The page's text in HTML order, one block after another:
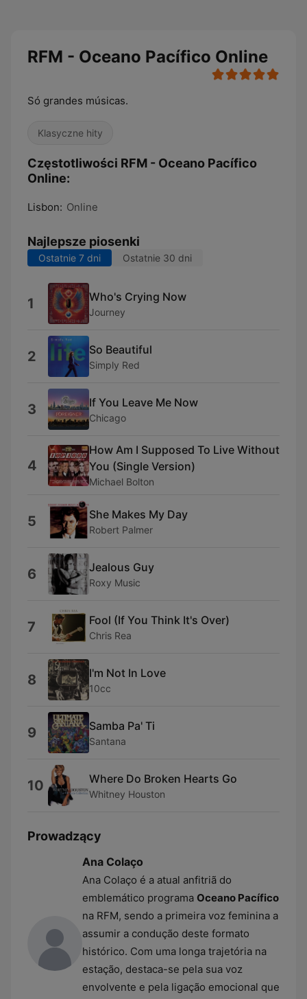
RFM - Oceano Pacífico Online
Só grandes músicas.
Klasyczne hity
Częstotliwości RFM - Oceano Pacífico
Online:
Lisbon: Online
Najlepsze piosenki
Ostatnie 7 dni Ostatnie 30 dni
1 Who's Crying Now
Journey
2 So Beautiful
Simply Red
3 If You Leave Me Now
Chicago
4
How Am I Supposed To Live Without
You (Single Version)
Michael Bolton
5 She Makes My Day
Robert Palmer
6 Jealous Guy
Roxy Music
7 Fool (If You Think It's Over)
Chris Rea
8 I'm Not In Love
10cc
9 Samba Pa' Ti
Santana
10 Where Do Broken Hearts Go
Whitney Houston
Prowadzący
Ana Colaço
Ana Colaço é a atual anfitriã do
emblemático programa Oceano Pacífico
na RFM, sendo a primeira voz feminina a
assumir a condução deste formato
histórico. Com uma longa trajetória na
estação, destaca-se pela sua voz
envolvente e pela ligação emocional que